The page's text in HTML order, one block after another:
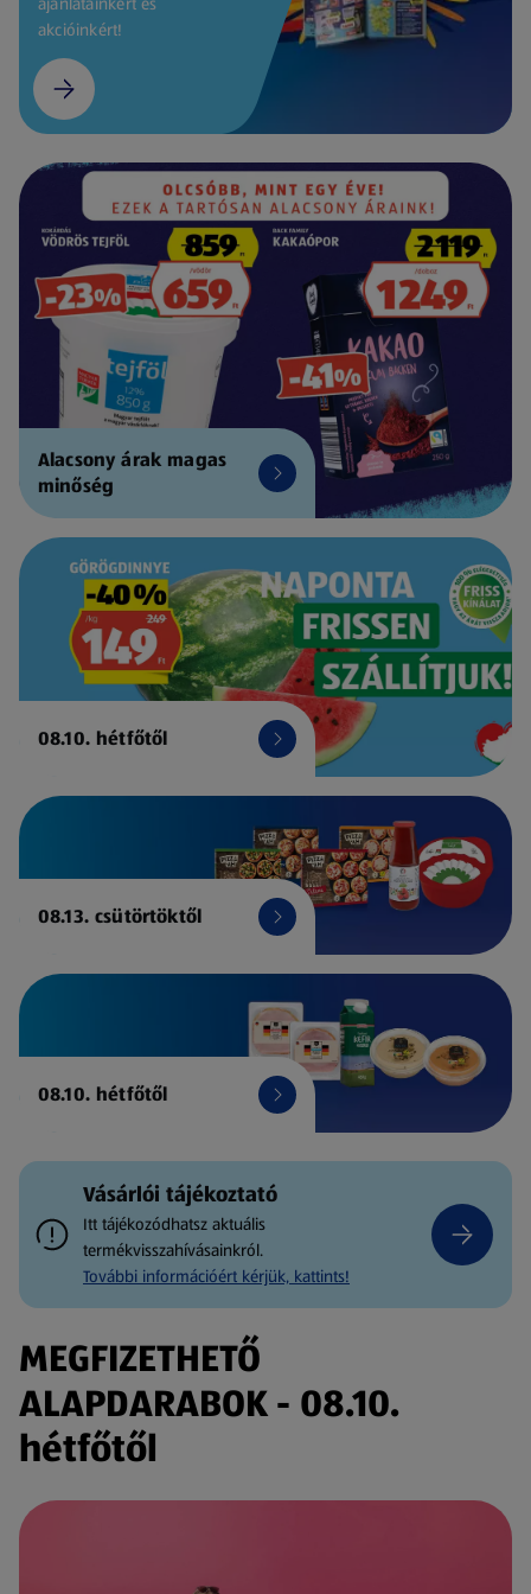
akcióinkért!
Alacsony árak magas
minőség
08.10. hétfőtől
08.13. csütörtöktől
08.10. hétfőtől
Vásárlói tájékoztató
Itt tájékozódhatsz aktuális
termékvisszahívásainkról.
További információért kérjük, kattints!
MEGFIZETHETŐ
ALAPDARABOK - 08.10.
hétfőtől